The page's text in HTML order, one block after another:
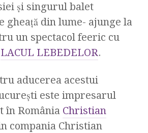
şi singurul balet
gheaţă din lume- ajunge la
un spectacol feeric cu
LACUL LEBEDELOR.
aducerea acestui
este impresarul
în România Christian
compania Christian